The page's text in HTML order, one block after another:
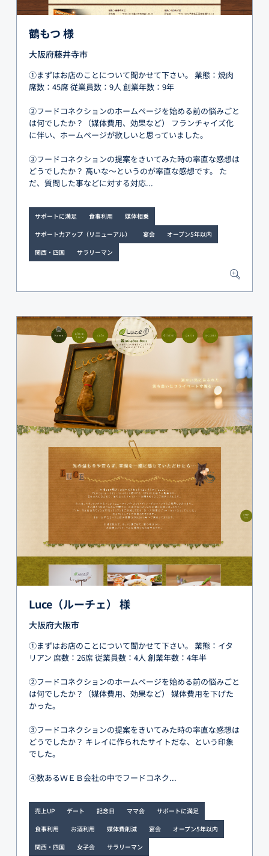
鶴もつ 様
大阪府藤井寺市
①まずはお店のことについて聞かせて下さい。 業態：焼肉
席数：45席 従業員数：9人 創業年数：9年
②フードコネクションのホームページを始める前の悩みごと
は何でしたか？（媒体費用、効果など） フランチャイズ化
に伴い、ホームページが欲しいと思っていました。
③フードコネクションの提案をきいてみた時の率直な感想は
どうでしたか？ 高いな～というのが率直な感想です。 た
だ、質問した事などに対する対応...
サポートに満足 食事利用
媒体相乗
サポート力アップ（リニューアル）
宴会
オープン5年以内
関西・四国
サラリーマン
Luce（ルーチェ） 様
大阪府大阪市
①まずはお店のことについて聞かせて下さい。 業態：イタ
リアン 席数：26席 従業員数：4人 創業年数：4年半
②フードコネクションのホームページを始める前の悩みごと
は何でしたか？（媒体費用、効果など） 媒体費用を下げた
かった。
③フードコネクションの提案をきいてみた時の率直な感想は
どうでしたか？ キレイに作られたサイトだな、という印象
でした。
④数あるＷＥＢ会社の中でフードコネク...
売上UP デート 記念日 ママ会
サポートに満足
食事利用
お酒利用 媒体費削減 宴会
オープン5年以内
関西・四国
女子会 サラリーマン